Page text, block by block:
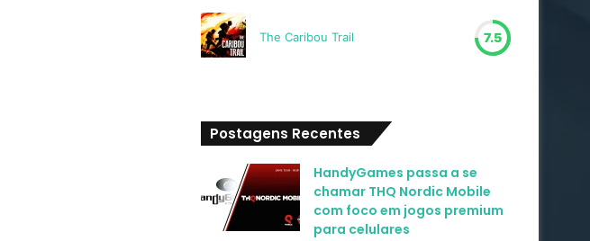
The Caribou Trail 7.5
Postagens Recentes
HandyGames passa a se
chamar THQ Nordic Mobile
com foco em jogos premium
para celulares